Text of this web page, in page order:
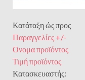
Κατάταξη ώς προς
Παραγγελίες +/-
Ονομα προϊόντος
Τιμή προϊόντος
Κατασκευαστής: